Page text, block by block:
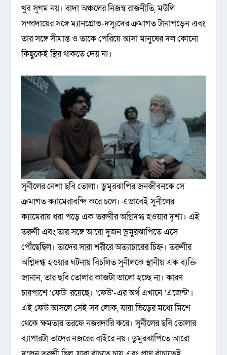
খুব সুগম নয়। বাদা অঞ্চলের নিজস্ব রাজনীতি, মউলি
সম্প্রদায়ের সঙ্গে ম্যানগ্রোভ-দস্যুদের ক্রমাগত টানাপড়েন এবং
তার সঙ্গে সীমান্ত ও তাকে পেরিয়ে আসা মানুষের দল কোনো
কিছুকেই স্থির থাকতে দেয় না।
সুনীলের নেশা ছবি তোলা। ডুমুরঝাপির জনজীবনকে সে
ক্রমাগত ক্যামেরাবন্দি করে চলে। এভাবেই সুনীলের
ক্যামেরায় ধরা পড়ে এক তরুণীর অগ্নিদগ্ধ হওয়ার দৃশ্য। এই
তরুণী এবং তার সঙ্গে আরো দুজন ডুমুরঝাপিতে এসে
পৌঁছেছিল। তাদের সারা শরীরে অত্যাচারের চিহ্ন। তরুণীর
অগ্নিদগ্ধ হওয়ার ঘটনায় বিচলিত সুনীলকে স্থানীয় এক ব্যক্তি
জানান, তার ছবি তোলার কাজটা ভালো হচ্ছে না। কারণ
চারপাশে ‘ফেউ’ রয়েছে। ‘ফেউ’-এর অর্থ এখানে ‘এজেন্ট’।
এই ফেউ আসলে সেই সব লোক, যারা ভিড়ের মধ্যে মিশে
থেকে ক্ষমতার তরফে নজরদারি করে। সুনীলের ছবি তোলার
ব্যাপারটা তাদের নজরের বাইরে নয়। ডুমুরঝাপিতে আরো